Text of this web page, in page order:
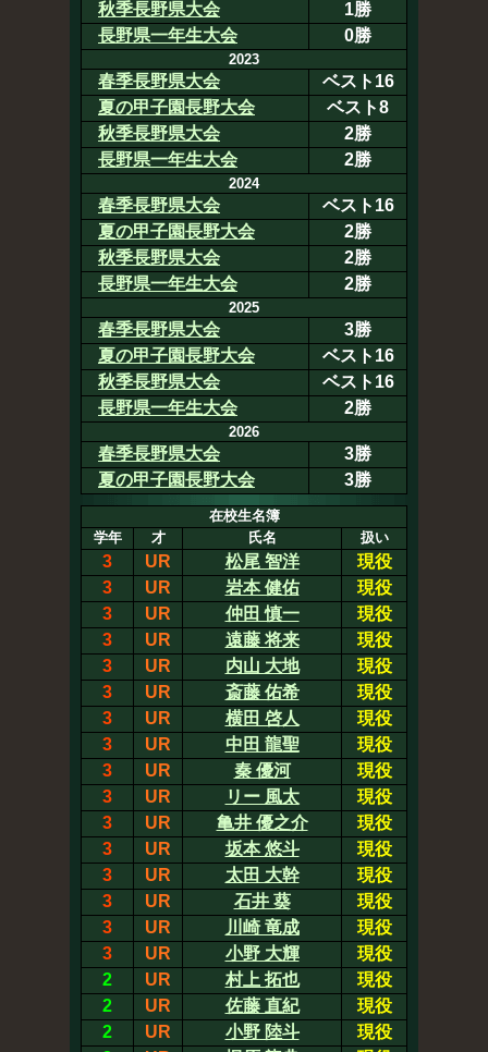
秋季長野県大会
1勝
長野県一年生大会
0勝
2023
春季長野県大会
ベスト16
夏の甲子園長野大会
ベスト8
秋季長野県大会
2勝
長野県一年生大会
2勝
2024
春季長野県大会
ベスト16
夏の甲子園長野大会
2勝
秋季長野県大会
2勝
長野県一年生大会
2勝
2025
春季長野県大会
3勝
夏の甲子園長野大会
ベスト16
秋季長野県大会
ベスト16
長野県一年生大会
2勝
2026
春季長野県大会
3勝
夏の甲子園長野大会
3勝
在校生名簿
学年
才 氏名 扱い
3 UR 松尾 智洋
現役
3
UR 岩本 健佑
現役
3
UR 仲田 慎一
現役
3
UR 遠藤 将来
現役
3
UR 内山 大地
現役
3
UR 斎藤 佑希
現役
3
UR 横田 啓人
現役
3
UR 中田 龍聖
現役
3
UR 秦 優河
現役
3
UR リー 風太
現役
3
UR 亀井 優之介
現役
3
UR 坂本 悠斗
現役
3
UR 太田 大幹
現役
3
UR 石井 葵
現役
3
UR 川崎 竜成
現役
3
UR 小野 大輝
現役
2
UR 村上 拓也
現役
2
UR 佐藤 直紀
現役
2
UR 小野 陸斗
現役